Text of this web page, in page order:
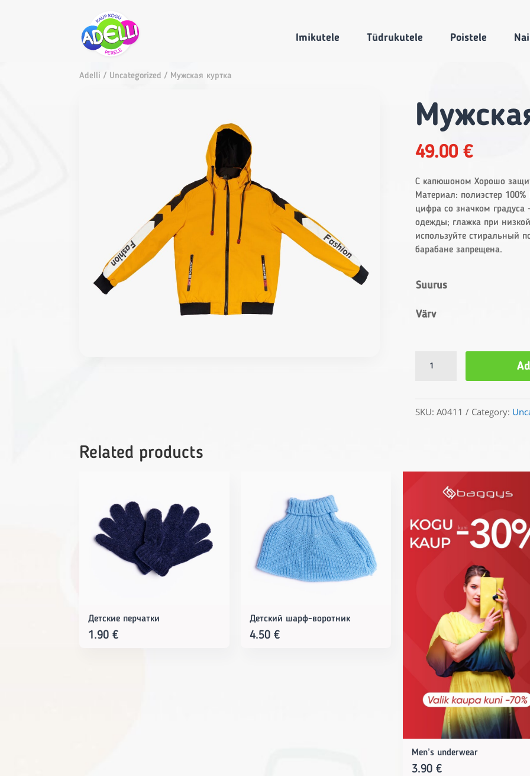
Imikutele Tüdrukutele Poistele
Adelli / Uncategorized / Мужская куртка
49.00 €
С капюшоном Хорошо
Материал: полиэстер
цифра со значком
одежды; глажка при
используйте стиральный
барабане запрещена.
Suurus
Värv
Мужская
SKU: A0411 Category:
Related products
Детские перчатки
1.90€
Детский шарф-воротник
4.50€
Men’s underwear
3.90 €